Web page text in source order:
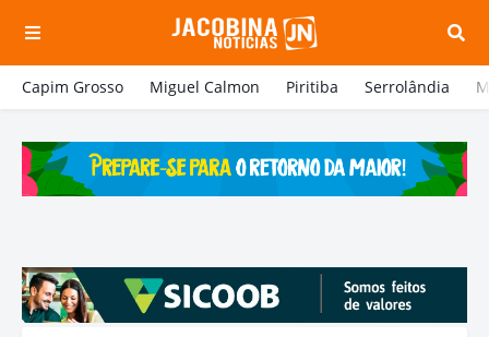
Capim Grosso Miguel Calmon Piritiba Serrolândia